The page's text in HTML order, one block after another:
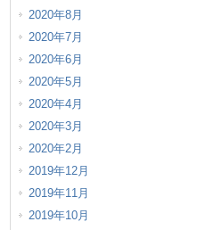
2020年8月
2020年7月
2020年6月
2020年5月
2020年4月
2020年3月
2020年2月
2019年12月
2019年11月
2019年10月